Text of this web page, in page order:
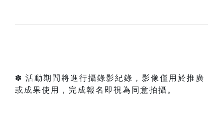
✽ 活動期間將進行攝錄影紀錄，影像僅用於推廣
或成果使用，完成報名即視為同意拍攝。